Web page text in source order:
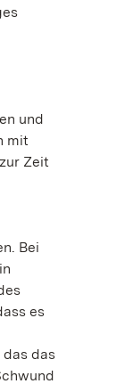
und
mit
Zeit
Bei
es
das